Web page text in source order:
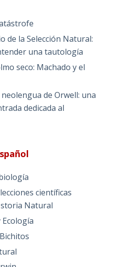
de la Selección Natural:
una tautología
seco: Machado y el
de Orwell: una
dedicada al
científicas
Natural